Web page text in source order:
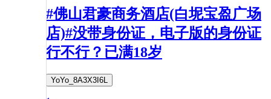
#佛山君豪商务酒店(白坭宝盈广场
店)#没带身份证，电子版的身份证
行不行？已满18岁
YoYo_8A3X3I6L